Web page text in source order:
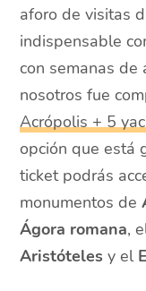
aforo de visitas
indispensable
con semanas de
nosotros fue
Acrópolis + 5
opción que está
ticket podrás
monumentos de
Ágora romana,
Aristóteles y el